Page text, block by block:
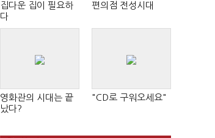
집다운 집이 필요하
다
편의점 전성시대
영화관의 시대는 끝
났다?
"CD로 구워오세요"